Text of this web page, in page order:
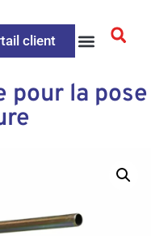
client
pour la pose